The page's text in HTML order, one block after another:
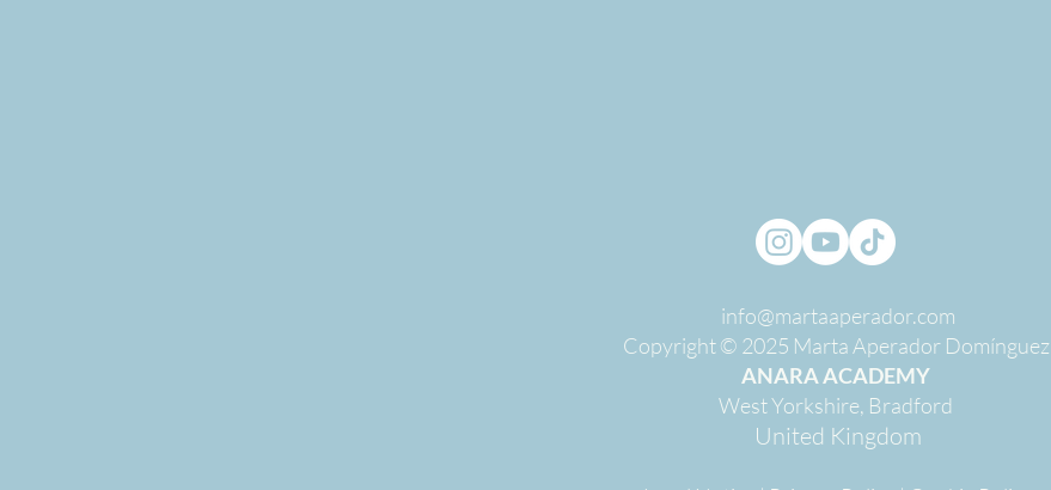
info@martaaperador.com
Copyright © 2025 Marta Aperador Domínguez
ANARA ACADEMY
West Yorkshire, Bradford
United Kingdom